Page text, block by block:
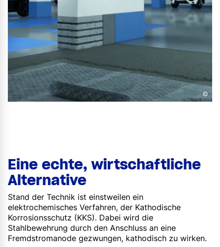
©
Eine echte, wirtschaftliche
Alternative
Stand der Technik ist einstweilen ein
elektrochemisches Verfahren, der Kathodische
Korrosionsschutz (KKS). Dabei wird die
Stahlbewehrung durch den Anschluss an eine
Fremdstromanode gezwungen, kathodisch zu wirken.